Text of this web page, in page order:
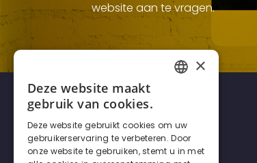
website aan te vragen.
Disclaimers
DUTCH
ENGLISH
×
Deze website maakt
gebruik van cookies.
Deze website gebruikt cookies om uw
gebruikerservaring te verbeteren. Door
onze website te gebruiken, stemt u in met